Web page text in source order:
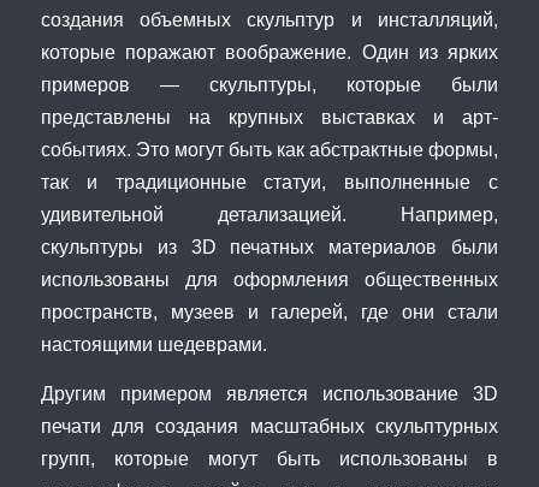
создания объемных скульптур и инсталляций,
которые поражают воображение. Один из ярких
примеров — скульптуры, которые были
представлены на крупных выставках и арт-
событиях. Это могут быть как абстрактные формы,
так и традиционные статуи, выполненные с
удивительной детализацией. Например,
скульптуры из 3D печатных материалов были
использованы для оформления общественных
пространств, музеев и галерей, где они стали
настоящими шедеврами.
Другим примером является использование 3D
печати для создания масштабных скульптурных
групп, которые могут быть использованы в